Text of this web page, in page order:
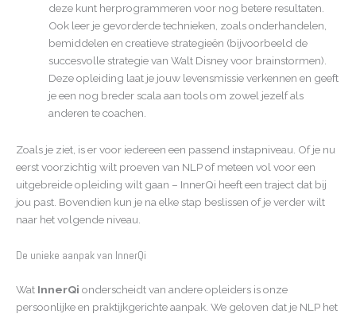
deze kunt herprogrammeren voor nog betere resultaten.
Ook leer je gevorderde technieken, zoals onderhandelen,
bemiddelen en creatieve strategieën (bijvoorbeeld de
succesvolle strategie van Walt Disney voor brainstormen).
Deze opleiding laat je jouw levensmissie verkennen en geeft
je een nog breder scala aan tools om zowel jezelf als
anderen te coachen.
Zoals je ziet, is er voor iedereen een passend instapniveau. Of je nu
eerst voorzichtig wilt proeven van NLP of meteen vol voor een
uitgebreide opleiding wilt gaan – InnerQi heeft een traject dat bij
jou past. Bovendien kun je na elke stap beslissen of je verder wilt
naar het volgende niveau.
De unieke aanpak van InnerQi
Wat InnerQi onderscheidt van andere opleiders is onze
persoonlijke en praktijkgerichte aanpak. We geloven dat je NLP het